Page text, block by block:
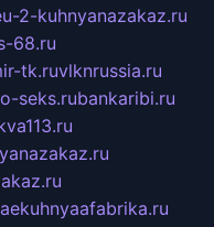
2-kuhnyanazakaz.ru
68.ru
tk.ruvlknrussia.ru
seks.rubankaribi.ru